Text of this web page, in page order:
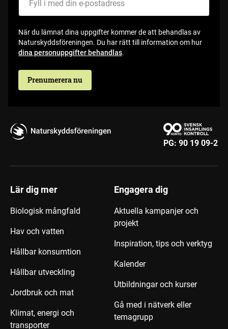
När du lämnat dina uppgifter kommer de att behandlas av
Naturskyddsföreningen. Du har rätt till information om hur
dina personuppgifter behandlas.
Prenumerera nu
PG: 90 19 09-2
Lär dig mer
Biologisk mångfald
Hav och vatten
Hållbar konsumtion
Hållbar utveckling
Jordbruk och mat
Klimat, energi och
transporter
Engagera dig
Aktuella kampanjer och
projekt
Inspiration, tips och verktyg
Kalender
Utbildningar och kurser
Gå med i nätverk eller
temagrupp